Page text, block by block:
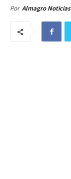
Por Almagro Noticias